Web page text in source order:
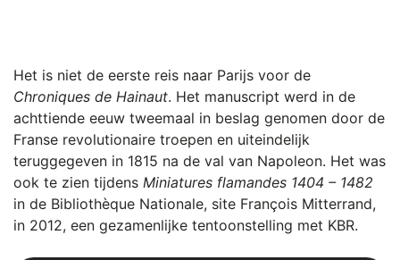
Het is niet de eerste reis naar Parijs voor de
Chroniques de Hainaut. Het manuscript werd in de
achttiende eeuw tweemaal in beslag genomen door de
Franse revolutionaire troepen en uiteindelijk
teruggegeven in 1815 na de val van Napoleon. Het was
ook te zien tijdens Miniatures flamandes 1404 – 1482
in de Bibliothèque Nationale, site François Mitterrand,
in 2012, een gezamenlijke tentoonstelling met KBR.